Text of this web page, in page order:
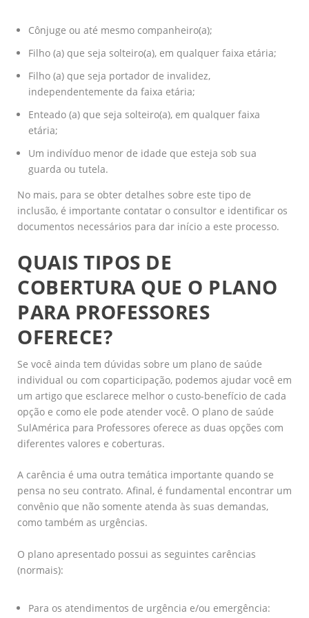
Cônjuge ou até mesmo companheiro(a);
Filho (a) que seja solteiro(a), em qualquer faixa etária;
Filho (a) que seja portador de invalidez,
independentemente da faixa etária;
Enteado (a) que seja solteiro(a), em qualquer faixa
etária;
Um indivíduo menor de idade que esteja sob sua
guarda ou tutela.
No mais, para se obter detalhes sobre este tipo de
inclusão, é importante contatar o consultor e identificar os
documentos necessários para dar início a este processo.
QUAIS TIPOS DE
COBERTURA QUE O PLANO
PARA PROFESSORES
OFERECE?
Se você ainda tem dúvidas sobre um plano de saúde
individual ou com coparticipação, podemos ajudar você em
um artigo que esclarece melhor o custo-benefício de cada
opção e como ele pode atender você. O plano de saúde
SulAmérica para Professores oferece as duas opções com
diferentes valores e coberturas.
A carência é uma outra temática importante quando se
pensa no seu contrato. Afinal, é fundamental encontrar um
convênio que não somente atenda às suas demandas,
como também as urgências.
O plano apresentado possui as seguintes carências
(normais):
Para os atendimentos de urgência e/ou emergência: